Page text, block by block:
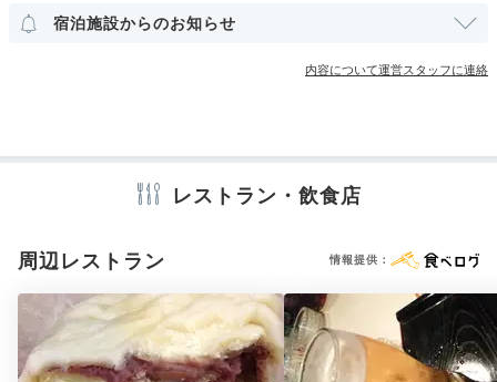
敷地内には2つの自家源泉があり、源泉かけ流しの天然
温泉を楽しめます。神秘的な青湯が特徴の大浴場、鉄輪
名物の蒸気浴「蒸し湯」、女性限定の泥湯で湯めぐり
を。時間があればオールハンド施術のエステで美を磨く
のも◎
アメニティ
冷蔵庫 エアコン スリッパ セーフティボックス
バスタオル ドライヤー 電気ポット 加湿器
※設備・アメニティは、確認が取れている情報を表示しています。
宿泊施設からのお知らせ
内容について運営スタッフに連絡
レストラン・飲食店
周辺レストラン 情報提供：